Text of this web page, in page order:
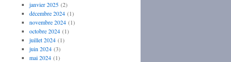
janvier 2025(2)
décembre 2024(1)
novembre 2024(1)
octobre 2024(1)
juillet 2024(1)
juin 2024(3)
mai 2024(1)